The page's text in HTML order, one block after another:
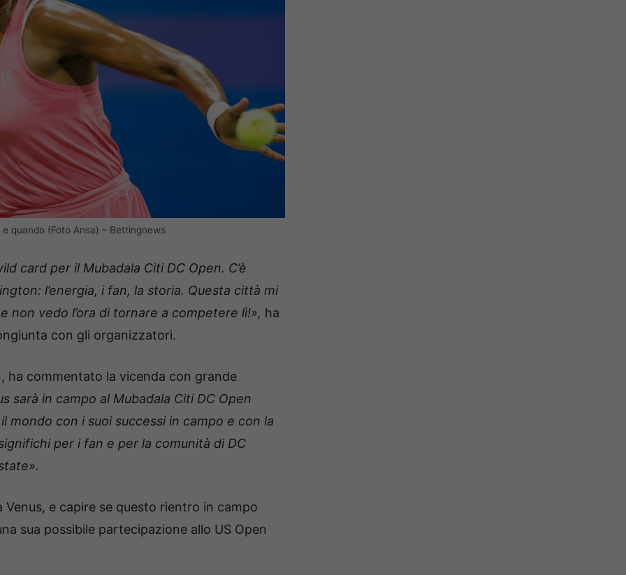
quando (Foto Ansa) – Bettingnews
card per il Mubadala Citi DC Open. C’è
l’energia, i fan, la storia. Questa città mi
vedo l’ora di tornare a competere lì!», ha
con gli organizzatori.
ha commentato la vicenda con grande
sarà in campo al Mubadala Citi DC Open
mondo con i suoi successi in campo e con la
per i fan e per la comunità di DC
e capire se questo rientro in campo
sua possibile partecipazione allo US Open